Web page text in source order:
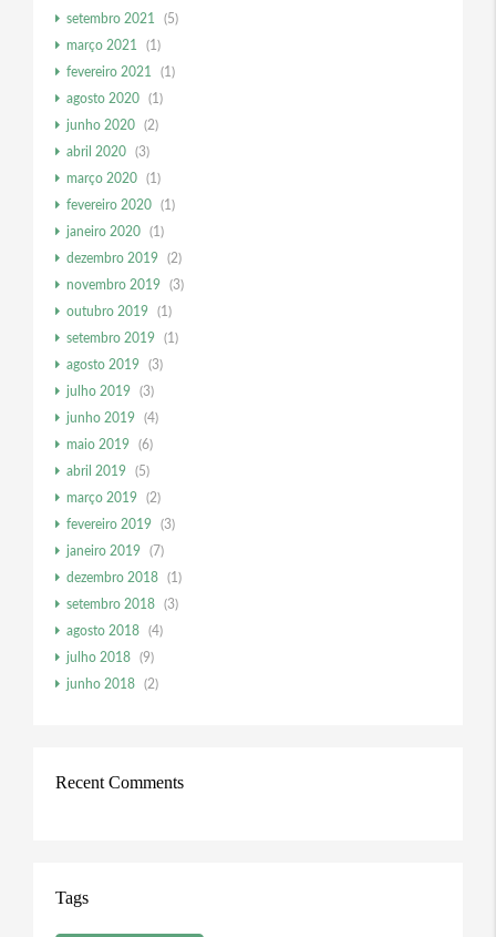
setembro 2021
(5)
março 2021
(1)
fevereiro 2021
(1)
agosto 2020
(1)
junho 2020
(2)
abril 2020
(3)
março 2020
(1)
fevereiro 2020
(1)
janeiro 2020
(1)
dezembro 2019
(2)
novembro 2019
(3)
outubro 2019
(1)
setembro 2019
(1)
agosto 2019
(3)
julho 2019
(3)
junho 2019
(4)
maio 2019
(6)
abril 2019
(5)
março 2019
(2)
fevereiro 2019
(3)
janeiro 2019
(7)
dezembro 2018
(1)
setembro 2018
(3)
agosto 2018
(4)
julho 2018
(9)
junho 2018
(2)
Recent Comments
Tags